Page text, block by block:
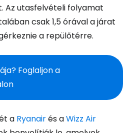
Az utasfelvételi folyamat
csak 1,5 órával a járat
a repülőtérre.
Foglaljon a
a Ryanairés aWizz Air